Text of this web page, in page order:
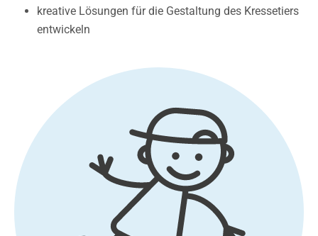
kreative Lösungen für die Gestaltung des Kressetiers
entwickeln